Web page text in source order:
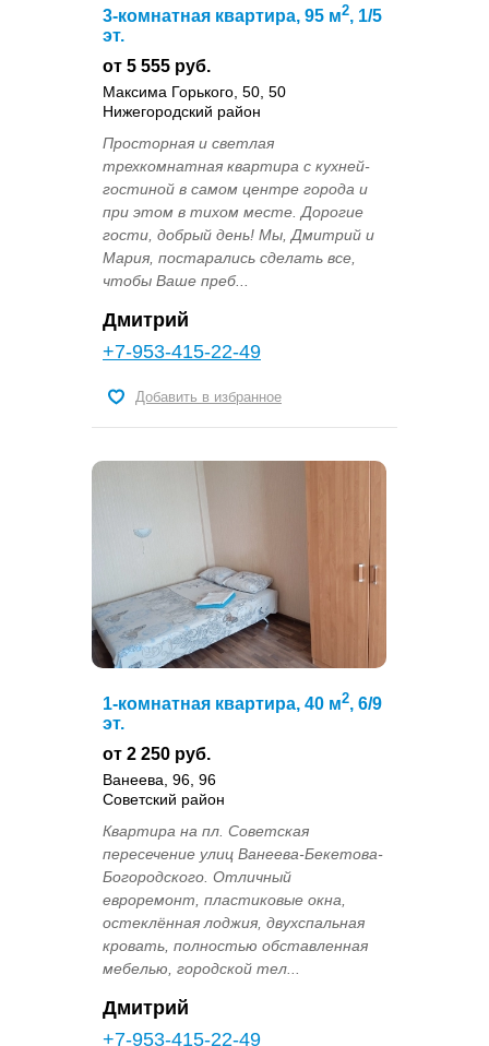
3-комнатная квартира, 95 м2, 1/5
эт.
от 5 555 руб.
Максима Горького, 50, 50
Нижегородский район
Просторная и светлая
трехкомнатная квартира с кухней-
гостиной в самом центре города и
при этом в тихом месте. Дорогие
гости, добрый день! Мы, Дмитрий и
Мария, постарались сделать все,
чтобы Ваше преб...
Дмитрий
+7-953-415-22-49
Добавить в избранное
1-комнатная квартира, 40 м2, 6/9
эт.
от 2 250 руб.
Ванеева, 96, 96
Советский район
Квартира на пл. Советская
пересечение улиц Ванеева-Бекетова-
Богородского. Отличный
евроремонт, пластиковые окна,
остеклённая лоджия, двухспальная
кровать, полностью обставленная
мебелью, городской тел...
Дмитрий
+7-953-415-22-49